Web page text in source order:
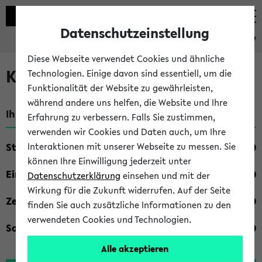
eKVV
Kombisuche im eKVV
Ihre Suchkriterien:
Studienfach
Einrichtung
Zeiten
Sonstiges
Datenschutzeinstellung
Diese Webseite verwendet Cookies und ähnliche
Technologien. Einige davon sind essentiell, um die
Funktionalität der Website zu gewährleisten,
während andere uns helfen, die Website und Ihre
Erfahrung zu verbessern. Falls Sie zustimmen,
verwenden wir Cookies und Daten auch, um Ihre
Interaktionen mit unserer Webseite zu messen. Sie
können Ihre Einwilligung jederzeit unter
Datenschutzerklärung einsehen und mit der
Wirkung für die Zukunft widerrufen. Auf der Seite
finden Sie auch zusätzliche Informationen zu den
verwendeten Cookies und Technologien.
Alle akzeptieren